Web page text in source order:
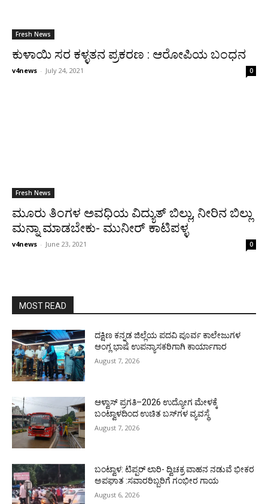
Fresh News
ಕುಳಾಯಿ ಸರ ಕಳ್ಳತನ ಪ್ರಕರಣ : ಆರೋಪಿಯ ಬಂಧನ
v4news - July 24, 2021 0
Fresh News
ಮೂರು ತಿಂಗಳ ಅವಧಿಯ ವಿದ್ಯುತ್ ಬಿಲ್ಲು, ನೀರಿನ ಬಿಲ್ಲು
ಮನ್ನಾ ಮಾಡಬೇಕು- ಮುನೀರ್ ಕಾಟಿಪಳ್ಳ
v4news - June 23, 2021 0
MOST READ
ದಕ್ಷಿಣ ಕನ್ನಡ ಜಿಲ್ಲೆಯ ಪದವಿ ಪೂರ್ವ ಕಾಲೇಜುಗಳ
ಆಂಗ್ಲ ಭಾಷೆ ಉಪನ್ಯಾಸಕರಿಗಾಗಿ ಕಾರ್ಯಾಗಾರ
August 7, 2026
ಆಳ್ವಾಸ್ ಪ್ರಗತಿ–2026 ಉದ್ಯೋಗ ಮೇಳಕ್ಕೆ
ಬಂಟ್ವಾಳದಿಂದ ಉಚಿತ ಬಸ್‌ಗಳ ವ್ಯವಸ್ಥೆ
August 7, 2026
ಬಂಟ್ವಾಳ: ಟಿಪ್ಪರ್ ಲಾರಿ- ದ್ವಿಚಕ್ರ ವಾಹನ ನಡುವೆ ಭೀಕರ
ಅಪಘಾತ :ಸವಾರರಿಬ್ಬರಿಗೆ ಗಂಭೀರ ಗಾಯ
August 6, 2026